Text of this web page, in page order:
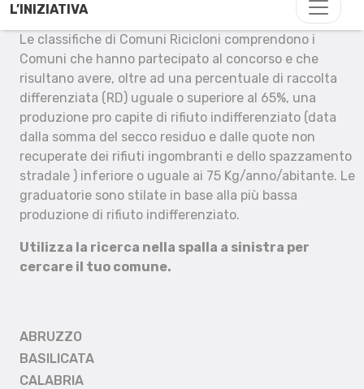
L’INIZIATIVA
Le classifiche di Comuni Ricicloni comprendono i
Comuni che hanno partecipato al concorso e che
risultano avere, oltre ad una percentuale di raccolta
differenziata (RD) uguale o superiore al 65%, una
produzione pro capite di rifiuto indifferenziato (data
dalla somma del secco residuo e dalle quote non
recuperate dei rifiuti ingombranti e dello spazzamento
stradale ) inferiore o uguale ai 75 Kg/anno/abitante. Le
graduatorie sono stilate in base alla più bassa
produzione di rifiuto indifferenziato.
Utilizza la ricerca nella spalla a sinistra per
cercare il tuo comune.
ABRUZZO
BASILICATA
CALABRIA